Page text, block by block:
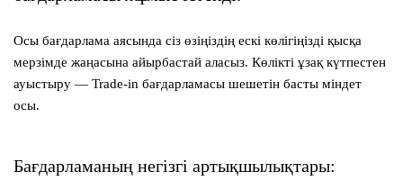
Осы бағдарлама аясында сіз өзіңіздің ескі көлігіңізді қысқа
мерзімде жаңасына айырбастай аласыз. Көлікті ұзақ күтпестен
ауыстыру — Trade-in бағдарламасы шешетін басты міндет
осы.
Бағдарламаның негізгі артықшылықтары: